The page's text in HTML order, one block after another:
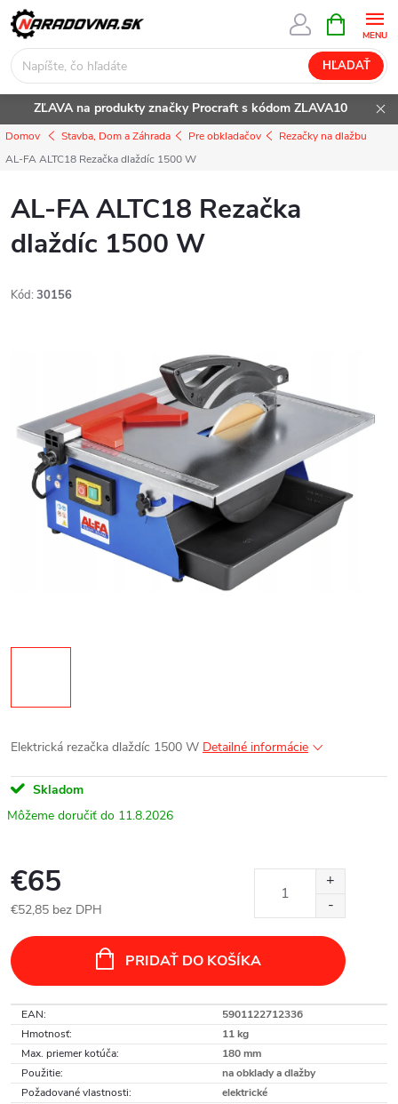
Prejsť
na
obsah
HĽADAŤ
KOŠÍK
ZĽAVA na produkty značky Procraft s kódom ZLAVA10
Domov Stavba, Dom a Záhrada Pre obkladačov
Rezačky na dlažbu
AL-FA ALTC18 Rezačka dlaždíc 1500 W
AL-FA ALTC18 Rezačka
dlaždíc 1500 W
Kód: 30156
Elektrická rezačka dlaždíc 1500 W Detailné informácie
Skladom
11.8.2026
€65
€52,85 bez DPH
cena:
PRIDAŤ DO KOŠÍKA
EAN:
5901122712336
Hmotnosť:
11 kg
Max. priemer kotúča:
180 mm
Použitie:
na obklady a dlažby
Požadované vlastnosti:
elektrické